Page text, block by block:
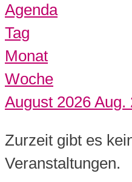
Agenda
Tag
Monat
Woche
August 2026 Aug.
Zurzeit gibt es
Veranstaltungen.